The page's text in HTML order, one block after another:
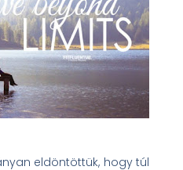
eldöntöttük, hogy túl